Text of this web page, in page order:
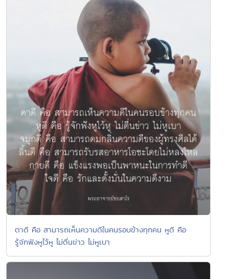
ตาดี คือ สามารถเห็นความดีในคนรอบข้างทุกคน หูดี คือ
รู้จักฟังหูไว้หู ไม่ตื่นข่าว ไม่หูเบา